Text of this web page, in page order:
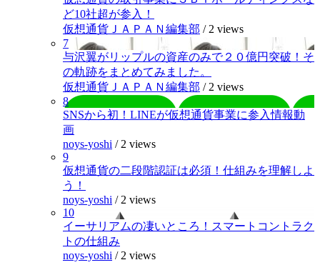
ど10社超が参入！
仮想通貨ＪＡＰＡＮ編集部 / 2 views
7
与沢翼がリップルの資産のみで２０億円突破！そ
の軌跡をまとめてみました。
仮想通貨ＪＡＰＡＮ編集部 / 2 views
8
SNSから初！LINEが仮想通貨事業に参入情報動
画
noys-yoshi / 2 views
9
仮想通貨の二段階認証は必須！仕組みを理解しよ
う！
noys-yoshi / 2 views
10
イーサリアムの凄いところ！スマートコントラク
トの仕組み
noys-yoshi / 2 views